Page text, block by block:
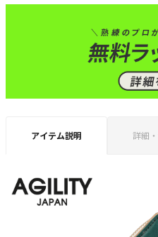
アイテム説明 詳細